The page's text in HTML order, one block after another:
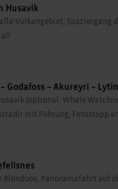
Husavik
Vulkangebiet, Spaziergang
Godafoss – Akureyri –
(optional: Whale
mit Führung, Fotostopp
Blönduos, Panoramafahrt auf